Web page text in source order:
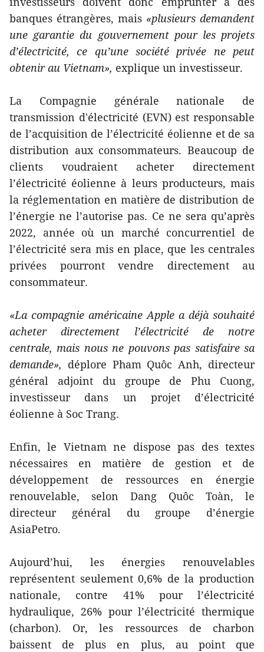
banques étrangères, mais «plusieurs demandent
une garantie du gouvernement pour les projets
d’électricité, ce qu’une société privée ne peut
obtenir au Vietnam», explique un investisseur.
La Compagnie générale nationale de
transmission d'électricité (EVN) est responsable
de l’acquisition de l’électricité éolienne et de sa
distribution aux consommateurs. Beaucoup de
clients voudraient acheter directement
l’électricité éolienne à leurs producteurs, mais
la réglementation en matière de distribution de
l’énergie ne l’autorise pas. Ce ne sera qu’après
2022, année où un marché concurrentiel de
l’électricité sera mis en place, que les centrales
privées pourront vendre directement au
consommateur.
«La compagnie américaine Apple a déjà souhaité
acheter directement l’électricité de notre
centrale, mais nous ne pouvons pas satisfaire sa
demande», déplore Pham Quôc Anh, directeur
général adjoint du groupe de Phu Cuong,
investisseur dans un projet d’électricité
éolienne à Soc Trang.
Enfin, le Vietnam ne dispose pas des textes
nécessaires en matière de gestion et de
développement de ressources en énergie
renouvelable, selon Dang Quôc Toàn, le
directeur général du groupe d’énergie
AsiaPetro.
Aujourd’hui, les énergies renouvelables
représentent seulement 0,6% de la production
nationale, contre 41% pour l’électricité
hydraulique, 26% pour l’électricité thermique
(charbon). Or, les ressources de charbon
baissent de plus en plus, au point que